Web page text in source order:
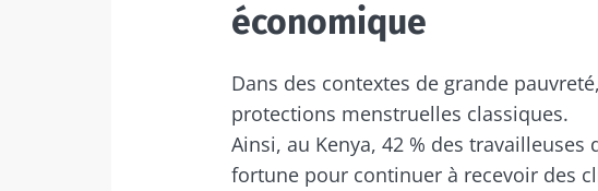
économique
Dans des contextes de grande
protections menstruelles classiques.
Ainsi, au Kenya, 42 % des
fortune pour continuer à recevoir des